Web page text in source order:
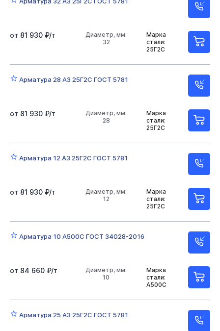
Марка
стали:
25Г2С
Диаметр, мм:
32
от 81 930 ₽/т
Арматура 28 А3 25Г2С ГОСТ 5781
Марка
стали:
25Г2С
Диаметр, мм:
28
от 81 930 ₽/т
Арматура 12 А3 25Г2С ГОСТ 5781
Марка
стали:
25Г2С
Диаметр, мм:
12
от 81 930 ₽/т
Арматура 10 А500С ГОСТ 34028-2016
Марка
стали:
А500С
Диаметр, мм:
10
от 84 660 ₽/т
Арматура 25 А3 25Г2С ГОСТ 5781